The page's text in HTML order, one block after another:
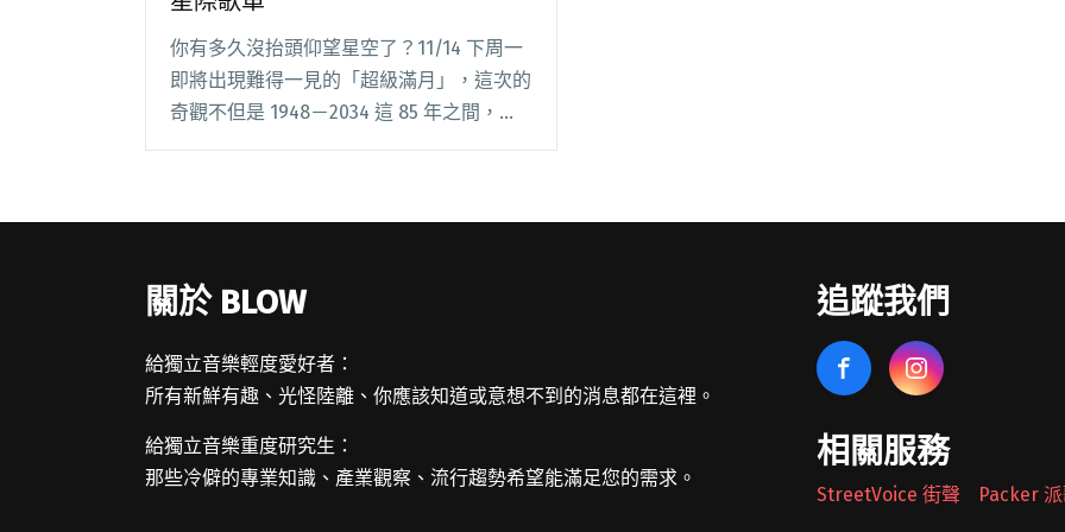
你有多久沒抬頭仰望星空了？11/14 下周一
即將出現難得一見的「超級滿月」，這次的
奇觀不但是 1948－2034 這 85 年之間，月
球與地球中心距離最近的一次，今年 4 月
關於 BLOW
給獨立音樂輕度愛好者：
所有新鮮有趣、光怪陸離、你應該知道或意想不到的消息都在這裡。
給獨立音樂重度研究生：
那些冷僻的專業知識、產業觀察、流行趨勢希望能滿足您的需求。
追蹤我們
相關服務
StreetVoice 街聲 Packer